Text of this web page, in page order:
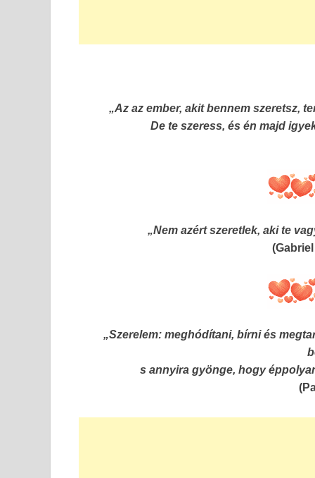
„Az az ember, akit bennem szeretsz,
De te szeress, és én majd
„Nem azért szeretlek, aki te
„Szerelem: meghódítani, bírni és
s annyira gyönge, hogy